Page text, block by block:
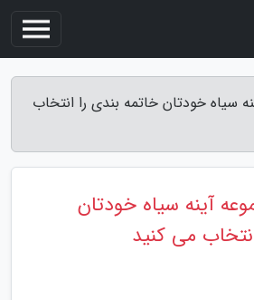
سیاه خودتان خاتمه بندی را انتخاب
آینه سیاه خودتان
می کنید